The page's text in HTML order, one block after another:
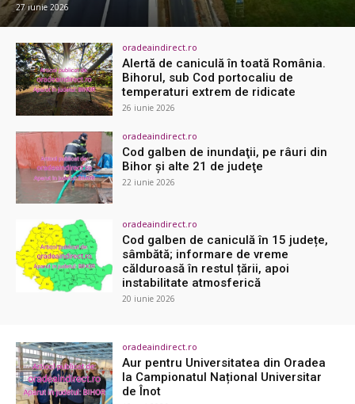
27 iunie 2026
oradeaindirect.ro
Alertă de caniculă în toată România.
Bihorul, sub Cod portocaliu de
temperaturi extrem de ridicate
26 iunie 2026
oradeaindirect.ro
Cod galben de inundaţii, pe râuri din
Bihor şi alte 21 de judeţe
22 iunie 2026
oradeaindirect.ro
Cod galben de caniculă în 15 județe,
sâmbătă; informare de vreme
călduroasă în restul țării, apoi
instabilitate atmosferică
20 iunie 2026
oradeaindirect.ro
Aur pentru Universitatea din Oradea
la Campionatul Național Universitar
de Înot